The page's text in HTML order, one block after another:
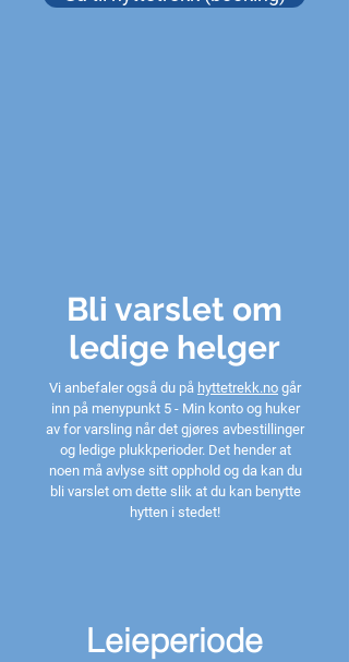
Bli varslet om
ledige helger
Vi anbefaler også du på hyttetrekk.no går
inn på menypunkt 5 - Min konto og huker
av for varsling når det gjøres avbestillinger
og ledige plukkperioder. Det hender at
noen må avlyse sitt opphold og da kan du
bli varslet om dette slik at du kan benytte
hytten i stedet!
Leieperiode